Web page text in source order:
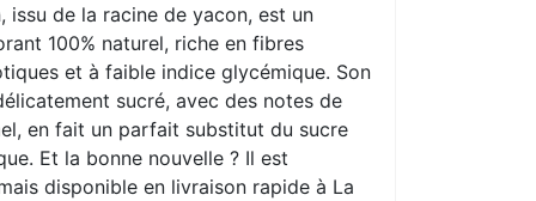
issu de la racine de yacon, est un
100% naturel, riche en fibres
et à faible indice glycémique. Son
sucré, avec des notes de
en fait un parfait substitut du sucre
Et la bonne nouvelle ? Il est
disponible en livraison rapide à La